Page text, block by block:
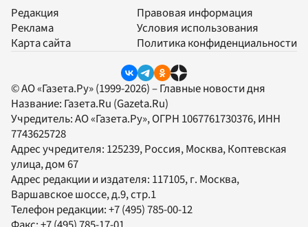
Редакция
Реклама
Карта сайта
Правовая информация
Условия использования
Политика конфиденциальности
© АО «Газета.Ру» (1999-2026) – Главные новости дня
Название: Газета.Ru (Gazeta.Ru)
Учредитель:АО «Газета.Ру», ОГРН 1067761730376, ИНН
7743625728
Адрес учредителя: 125239, Россия, Москва, Коптевская
улица, дом 67
Адрес редакции и издателя: 117105, г. Москва,
Варшавское шоссе, д.9, стр.1
Телефон редакции:+7 (495) 785-00-12